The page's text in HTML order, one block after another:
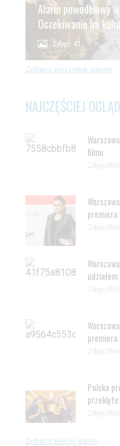
Alarm powodziowy
Oczekiwanie na
Zdjęć: 41
Zobacz wszystkie galerie
NAJCZĘŚCIEJ
filmu
Zdjęc/
premiera
Zdjęc/
Zdjęc/
premiera
Zdjęc/
Polska
Zdjęc/
Zobacz więcej galerii